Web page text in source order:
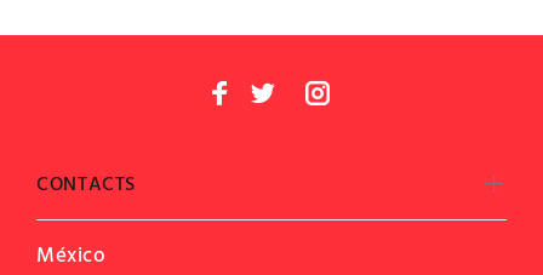
CONTACTS
México